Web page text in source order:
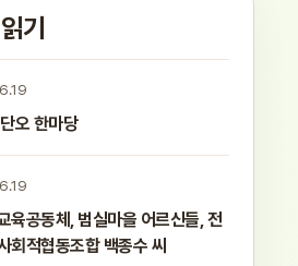
기
오 한마당
육공동체, 범실마을 어르신들, 전
회적협동조합 백종수 씨